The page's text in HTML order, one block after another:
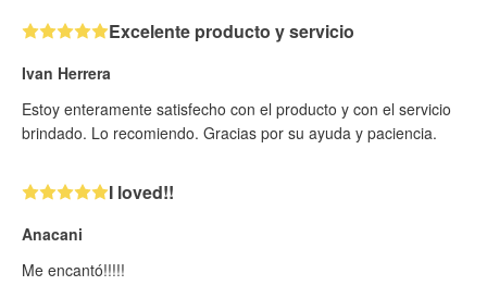
Excelente producto y servicio
Ivan Herrera
Estoy enteramente satisfecho con el producto y con el servicio
brindado. Lo recomiendo. Gracias por su ayuda y paciencia.
I loved!!
Anacani
Me encantó!!!!!